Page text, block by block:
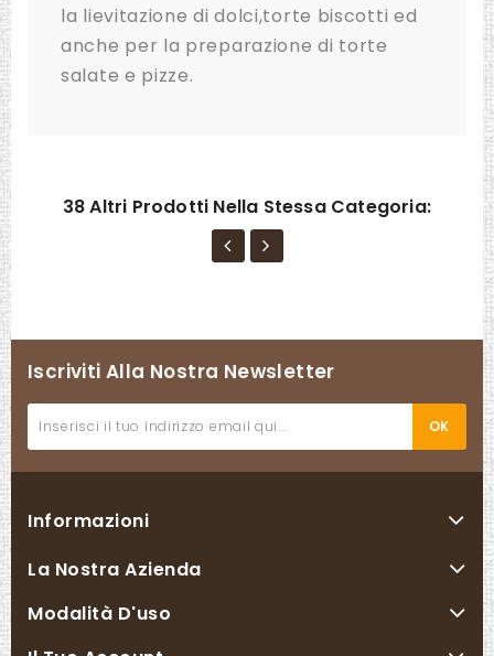
la lievitazione di dolci,torte biscotti ed
anche per la preparazione di torte
salate e pizze.
38 Altri Prodotti Nella Stessa Categoria:
Iscriviti Alla Nostra Newsletter
Informazioni
La Nostra Azienda
Modalità D'uso